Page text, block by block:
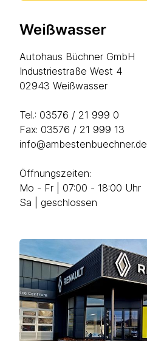
Weißwasser
Autohaus Büchner GmbH
Industriestraße West 4
02943 Weißwasser
Tel.: 03576 / 21 999 0
Fax: 03576 / 21 999 13
info@ambestenbuechner.de
Öffnungszeiten:
Mo - Fr | 07:00 - 18:00 Uhr
Sa | geschlossen